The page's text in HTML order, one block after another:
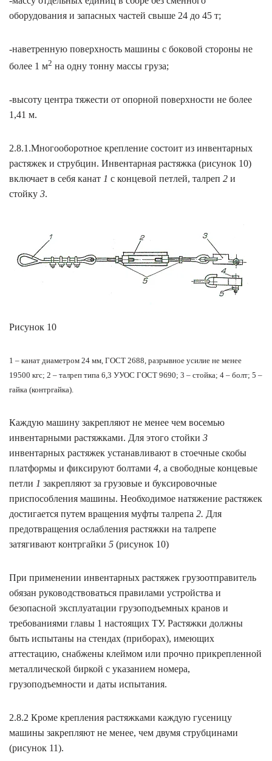
оборудования и запасных частей свыше 24 до 45 т;
-наветренную поверхность машины с боковой стороны не
более 1 м2 на одну тонну массы груза;
-высоту центра тяжести от опорной поверхности не более
1,41 м.
2.8.1.Многооборотное крепление состоит из инвентарных
растяжек и струбцин. Инвентарная растяжка (рисунок 10)
включает в себя канат 1 с концевой петлей, талреп 2 и
стойку 3.
Рисунок 10
1 – канат диаметром 24 мм, ГОСТ 2688, разрывное усилие не менее
19500 кгс; 2 – талреп типа 6,3 УУОС ГОСТ 9690; 3 – стойка; 4 – болт; 5 –
гайка (контргайка).
Каждую машину закрепляют не менее чем восемью
инвентарными растяжками. Для этого стойки 3
инвентарных растяжек устанавливают в стоечные скобы
платформы и фиксируют болтами 4, а свободные концевые
петли 1 закрепляют за грузовые и буксировочные
приспособления машины. Необходимое натяжение растяжек
достигается путем вращения муфты талрепа 2. Для
предотвращения ослабления растяжки на талрепе
затягивают контргайки 5 (рисунок 10)
При применении инвентарных растяжек грузоотправитель
обязан руководствоваться правилами устройства и
безопасной эксплуатации грузоподъемных кранов и
требованиями главы 1 настоящих ТУ. Растяжки должны
быть испытаны на стендах (приборах), имеющих
аттестацию, снабжены клеймом или прочно прикрепленной
металлической биркой с указанием номера,
грузоподъемности и даты испытания.
2.8.2 Кроме крепления растяжками каждую гусеницу
машины закрепляют не менее, чем двумя струбцинами
(рисунок 11).